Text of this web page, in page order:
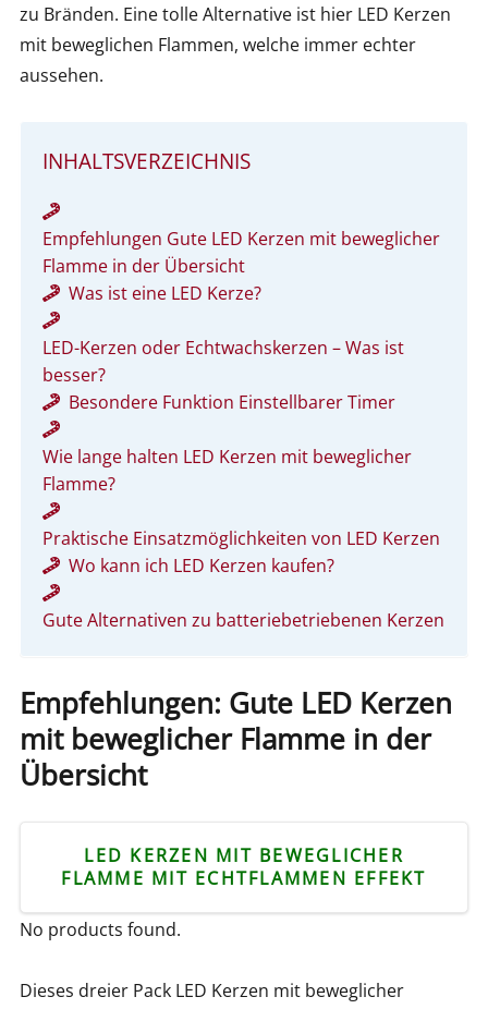
zu Bränden. Eine tolle Alternative ist hier LED Kerzen
mit beweglichen Flammen, welche immer echter
aussehen.
INHALTSVERZEICHNIS
Empfehlungen Gute LED Kerzen mit beweglicher
Flamme in der Übersicht
Was ist eine LED Kerze?
LED-Kerzen oder Echtwachskerzen – Was ist
besser?
Besondere Funktion Einstellbarer Timer
Wie lange halten LED Kerzen mit beweglicher
Flamme?
Praktische Einsatzmöglichkeiten von LED Kerzen
Wo kann ich LED Kerzen kaufen?
Gute Alternativen zu batteriebetriebenen Kerzen
Empfehlungen: Gute LED Kerzen
mit beweglicher Flamme in der
Übersicht
LED KERZEN MIT BEWEGLICHER
FLAMME MIT ECHTFLAMMEN EFFEKT
No products found.
Dieses dreier Pack LED Kerzen mit beweglicher